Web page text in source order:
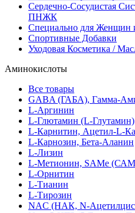
Сердечно-Сосудистая
ПНЖК
Специально для
Спортивные Добавки
Уходовая Косметика /
Аминокислоты
Все товары
GABA (ГАБА), Гамма-
L-Аргинин
L-Глютамин (L-Глутамин)
L-Карнитин, Ацетил-L-
L-Карнозин, Бета-Аланин
L-Лизин
L-Метионин, SAMe
L-Орнитин
L-Тианин
L-Тирозин
NAC (НАК, N-